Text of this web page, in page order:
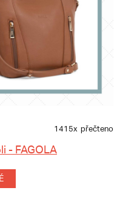
1415x přečteno
- FAGOLA